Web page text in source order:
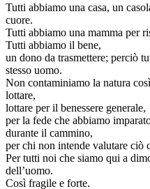
Tutti abbiamo una casa, un
cuore.
Tutti abbiamo una mamma per
Tutti abbiamo il bene,
un dono da trasmettere; perciò
stesso uomo.
Non contaminiamo la natura
lottare,
lottare per il benessere generale,
per la fede che abbiamo
durante il cammino,
per chi non intende valutare ciò
Per tutti noi che siamo qui a
dell’uomo.
Così fragile e forte.